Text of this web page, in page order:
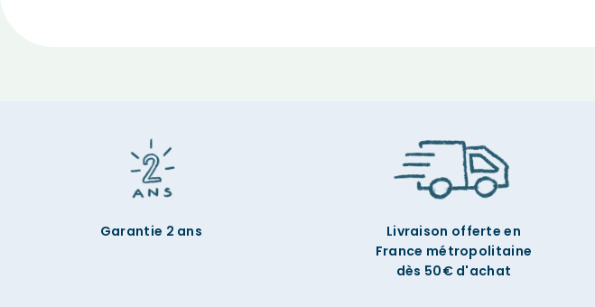
Garantie 2 ans
Livraison offerte en
France métropolitaine
dès 50€ d'achat